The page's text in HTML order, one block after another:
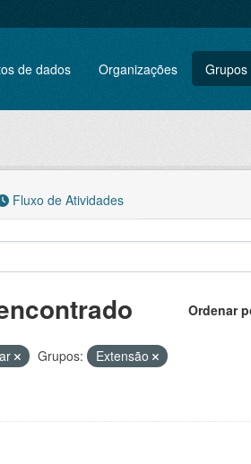
de dados Organizações Grupos
Fluxo de Atividades
Ordenar
Grupos:
Extensão